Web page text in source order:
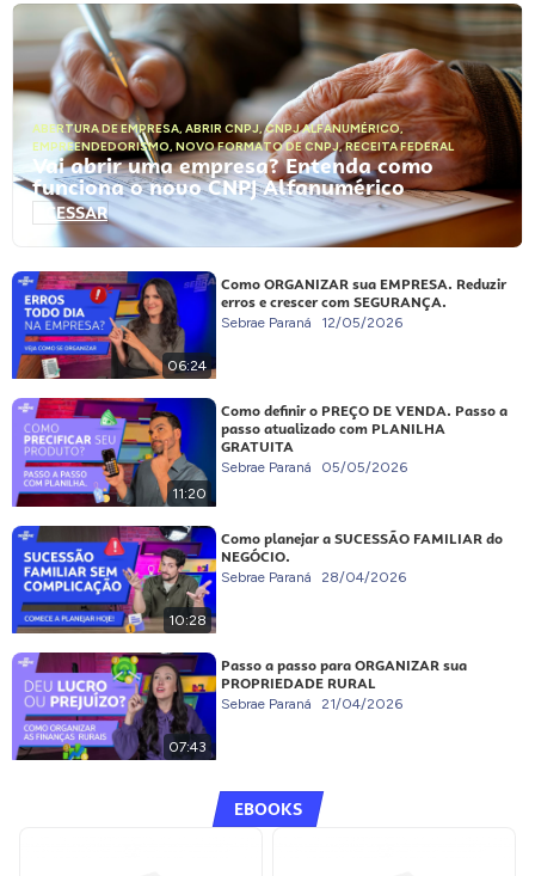
ABERTURA DE EMPRESA, ABRIR CNPJ,CNPJ ALFANUMÉRICO,
EMPREENDEDORISMO, NOVO FORMATO DE CNPJ,RECEITA FEDERAL
Vai abrir uma empresa? Entenda como
funciona o novo CNPJ Alfanumérico
ACESSAR
06:24
Como ORGANIZAR sua EMPRESA. Reduzir
erros e crescer com SEGURANÇA.
Sebrae Paraná 12/05/2026
11:20
Como definir o PREÇO DE VENDA. Passo a
passo atualizado com PLANILHA
GRATUITA
Sebrae Paraná 05/05/2026
10:28
Como planejar a SUCESSÃO FAMILIAR do
NEGÓCIO.
Sebrae Paraná 28/04/2026
07:43
Passo a passo para ORGANIZAR sua
PROPRIEDADE RURAL
Sebrae Paraná 21/04/2026
EBOOKS